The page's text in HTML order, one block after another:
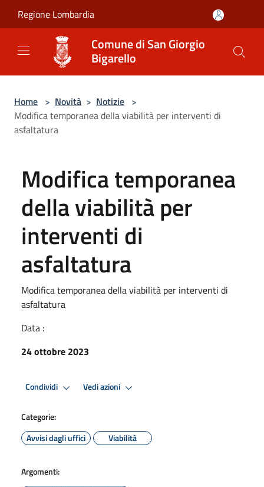
Regione Lombardia
Comune di San Giorgio
Bigarello
Home > Novità > Notizie >
Modifica temporanea della viabilità per interventi di
asfaltatura
Modifica temporanea
della viabilità per
interventi di
asfaltatura
Modifica temporanea della viabilità per interventi di
asfaltatura
Data :
24 ottobre 2023
Condividi Vedi azioni
Categorie:
Avvisi dagli uffici
Viabilità
Argomenti: